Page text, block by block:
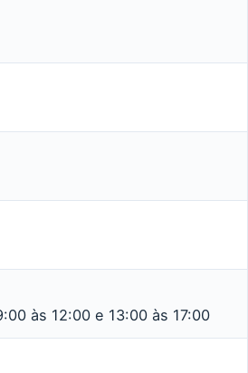
às 12:00 e 13:00 às 17:00